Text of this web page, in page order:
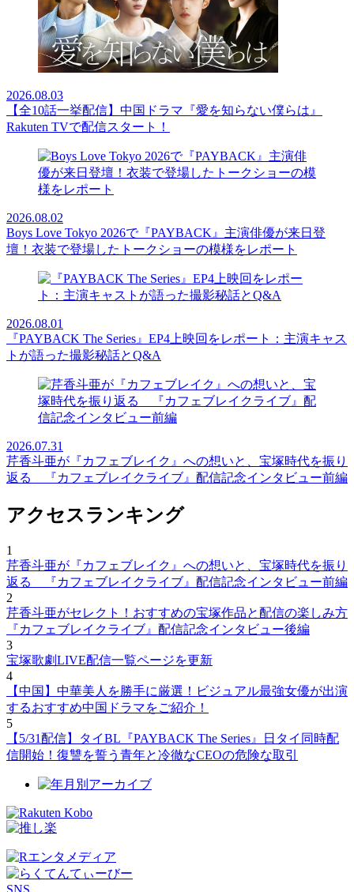
2026.08.03
【全10話一挙配信】中国ドラマ『愛を知らない僕らは』
Rakuten TVで配信スタート！
2026.08.02
Boys Love Tokyo 2026で『PAYBACK』主演俳優が来日登
壇！衣装で登場したトークショーの模様をレポート
2026.08.01
『PAYBACK The Series』EP4上映回をレポート：主演キャス
トが語った撮影秘話とQ&A
2026.07.31
芹香斗亜が『カフェブレイク』への想いと、宝塚時代を振り
返る 『カフェブレイクライブ』配信記念インタビュー前編
アクセスランキング
1
芹香斗亜が『カフェブレイク』への想いと、宝塚時代を振り
返る 『カフェブレイクライブ』配信記念インタビュー前編
2
芹香斗亜がセレクト！おすすめの宝塚作品と配信の楽しみ方
『カフェブレイクライブ』配信記念インタビュー後編
3
宝塚歌劇LIVE配信一覧ページを更新
4
【中国】中華美人を勝手に厳選！ビジュアル最強女優が出演
するおすすめ中国ドラマをご紹介！
5
【5/31配信】タイBL『PAYBACK The Series』日タイ同時配
信開始！復讐を誓う青年と冷徹なCEOの危険な取引
SNS